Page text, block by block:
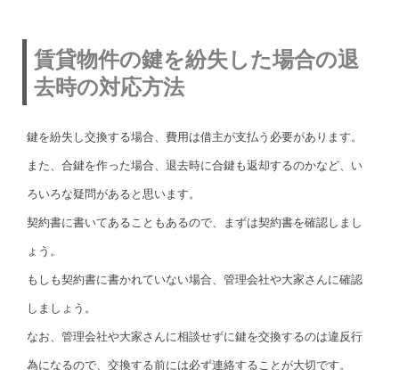
賃貸物件の鍵を紛失した場合の退
去時の対応方法
鍵を紛失し交換する場合、費用は借主が支払う必要があります。
また、合鍵を作った場合、退去時に合鍵も返却するのかなど、い
ろいろな疑問があると思います。
契約書に書いてあることもあるので、まずは契約書を確認しまし
ょう。
もしも契約書に書かれていない場合、管理会社や大家さんに確認
しましょう。
なお、管理会社や大家さんに相談せずに鍵を交換するのは違反行
為になるので、交換する前には必ず連絡することが大切です。